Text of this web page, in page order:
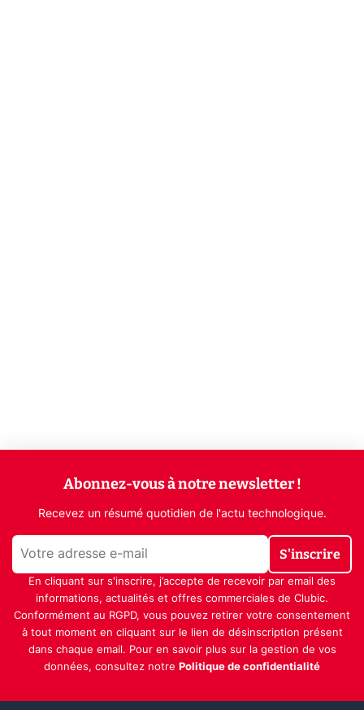
Abonnez-vous à notre newsletter !
Recevez un résumé quotidien de l'actu technologique.
S'inscrire
En cliquant sur s'inscrire, j’accepte de recevoir par email des
informations, actualités et offres commerciales de Clubic.
Conformément au RGPD, vous pouvez retirer votre consentement
à tout moment en cliquant sur le lien de désinscription présent
dans chaque email. Pour en savoir plus sur la gestion de vos
données, consultez notre Politique de confidentialité